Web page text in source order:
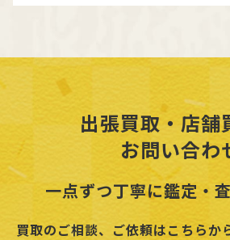
出張買取・店舗
お問い合わ
一点ずつ丁寧に鑑定・
買取のご相談、ご依頼はこちらか